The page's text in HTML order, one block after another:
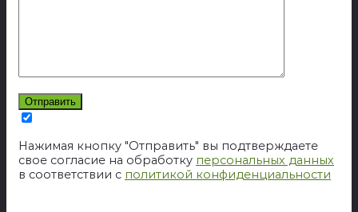
Нажимая кнопку "Отправить" вы подтверждаете
свое согласие на обработку персональных данных
в соответствии с политикой конфиденциальности